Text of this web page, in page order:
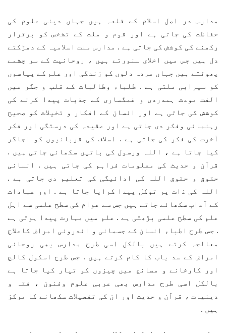
مدارس در اصل اسلام کے قلعہ ہیں جہاں دینی علوم کی
حفاظت کی جاتی ہے اور قوم و ملت کے تشخص کو برقرار
رکھنے کی کوشش کی جاتی ہے . مدارس ملت اسلامیہ کے دھڑکتے
دل ہیں جس میں اخلاق سنورتے ہیں ، روحانیت کے سر چشمے
پھوٹتے ہیں جہاں مردہ دلوں کو زندگی اور علم کے پیاسوں
کو سیرابی ملتی ہے . طلباء وطالبات کے قلب و جگر میں
الفت مودت ہمدردی و غمگساری کے جذبات پیدا کرنے کی
کوشش کی جاتی ہے اور انسان کے افکار و تخیلات کو صحیح
رہنمائی وفکر دی جاتی ہے اور عقیدہ کی درستگی اور فکر
آخرت کی فکر کی جاتی ہے . اسلاف کی قربانیوں کو اجاگر
کیا جاتا ہے ، اللہ ورسول کی باتیں سکھائی جاتی ہیں .
قرآن و حدیث کی معلومات فراہم کی جاتی ہیں . انسانی
حقوق و حقوق اللہ کی ادائیگی کی تعلیم دی جاتی ہے .
اللہ کی ذات پر توکل پیدا کرایا جاتا ہے . اور عبادات
کے آداب سکھائے جاتے ہیں جس سے عوام کی سطح علمی سے اہل
علم کی سطح علمی بڑھتی ہے . علم میں مہارت پیدا ہوتی ہے
. جس طرح اطباء انسان کے جسمانی و اندرونی امراض کاعلاج
معالجہ کرتے ہیں بالکل اسی طرح مدارس بھی روحانی
امراض کے سد باب کا کام کرتے ہیں . جس طرح اسکول کالج
اور کارخانے و مصانع میں چیزوں کو تیار کیا جاتا ہے
بالکل اسی طرح مدارس بھی عربی علوم وفنون ، فقہ و
دینیات ، قرآن و حدیث اور ان کی تفصیلات سکھانے کا مرکز
ہیں .